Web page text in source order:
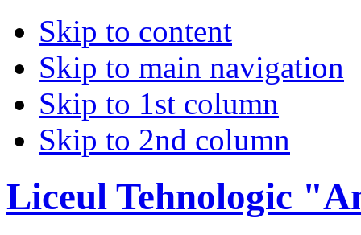
Skip to content
Skip to main navigation
Skip to 1st column
Skip to 2nd column
Liceul Tehnologic